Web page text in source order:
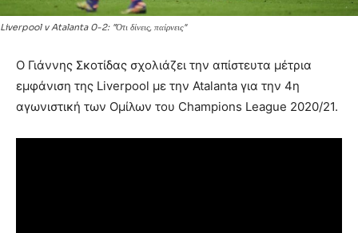
Liverpool v Atalanta 0-2: "Ότι δίνεις, παίρνεις"
Ο Γιάννης Σκοτίδας σχολιάζει την απίστευτα μέτρια
εμφάνιση της Liverpool με την Atalanta για την 4η
αγωνιστική των Ομίλων του Champions League 2020/21.